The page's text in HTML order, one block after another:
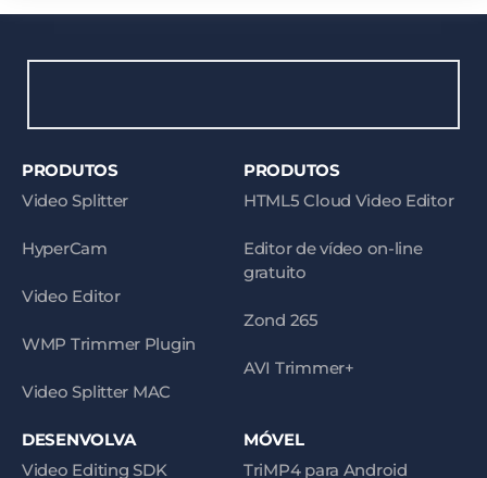
PRODUTOS
Video Splitter
HyperCam
Video Editor
WMP Trimmer Plugin
Video Splitter MAC
PRODUTOS
HTML5 Cloud Video Editor
Editor de vídeo on-line
gratuito
Zond 265
AVI Trimmer+
DESENVOLVA
Video Editing SDK
MÓVEL
TriMP4 para Android